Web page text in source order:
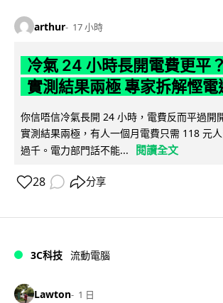
arthur 17 小時
冷氣 24 小時長開電費更平
實測結果兩極 專家拆解慳電
你信唔信冷氣長開 24 小時，電費反而平過開
實測結果兩極，有人一個月電費只需 118 元
過千。電力部門話不能...
閱讀全文
28 分享
3C科技 流動電腦
Lawton 1 日